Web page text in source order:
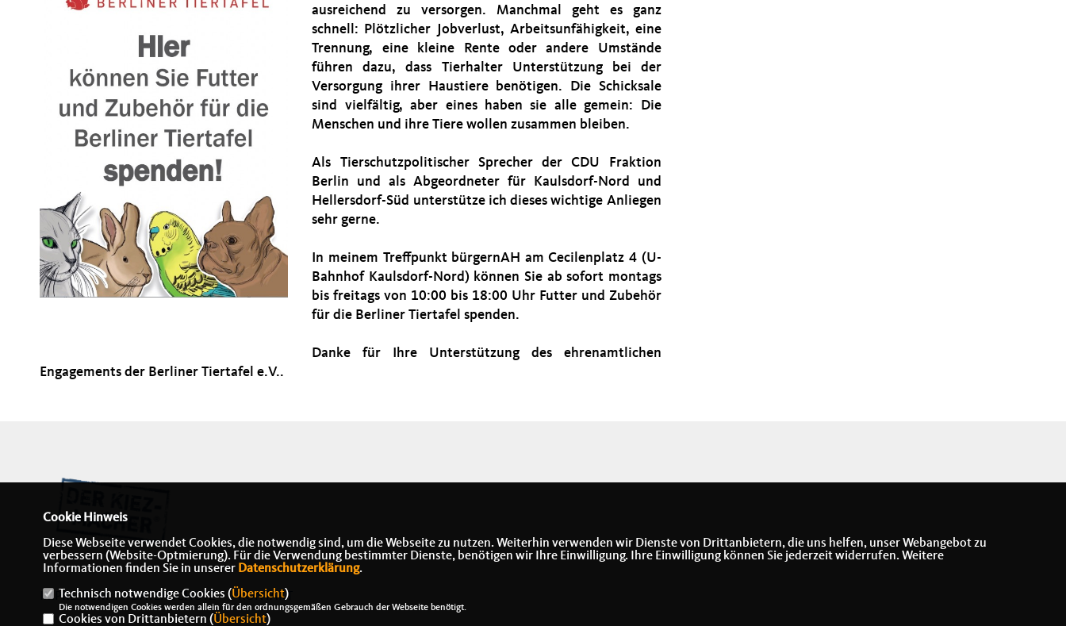
ausreichend zu versorgen. Manchmal geht es ganz
schnell: Plötzlicher Jobverlust, Arbeitsunfähigkeit, eine
Trennung, eine kleine Rente oder andere Umstände
führen dazu, dass Tierhalter Unterstützung bei der
Versorgung ihrer Haustiere benötigen. Die Schicksale
sind vielfältig, aber eines haben sie alle gemein: Die
Menschen und ihre Tiere wollen zusammen bleiben.
Als Tierschutzpolitischer Sprecher der CDU Fraktion
Berlin und als Abgeordneter für Kaulsdorf-Nord und
Hellersdorf-Süd unterstütze ich dieses wichtige Anliegen
sehr gerne.
In meinem Treffpunkt bürgernAH am Cecilenplatz 4 (U-
Bahnhof Kaulsdorf-Nord) können Sie ab sofort montags
bis freitags von 10:00 bis 18:00 Uhr Futter und Zubehör
für die Berliner Tiertafel spenden.
Danke für Ihre Unterstützung des ehrenamtlichen
Engagements der Berliner Tiertafel e.V..
IMPRESSUM DATENSCHUTZ KONTAKT
Cookie Hinweis
Diese Webseite verwendet Cookies, die notwendig sind, um die Webseite zu nutzen. Weiterhin verwenden wir Dienste von Drittanbietern, die uns helfen, unser Webangebot zu
verbessern (Website-Optmierung). Für die Verwendung bestimmter Dienste, benötigen wir Ihre Einwilligung. Ihre Einwilligung können Sie jederzeit widerrufen. Weitere
Informationen finden Sie in unserer Datenschutzerklärung.
Technisch notwendige Cookies (Übersicht)
Die notwendigen Cookies werden allein für den ordnungsgemäßen Gebrauch der Webseite benötigt.
Cookies von Drittanbietern (Übersicht)